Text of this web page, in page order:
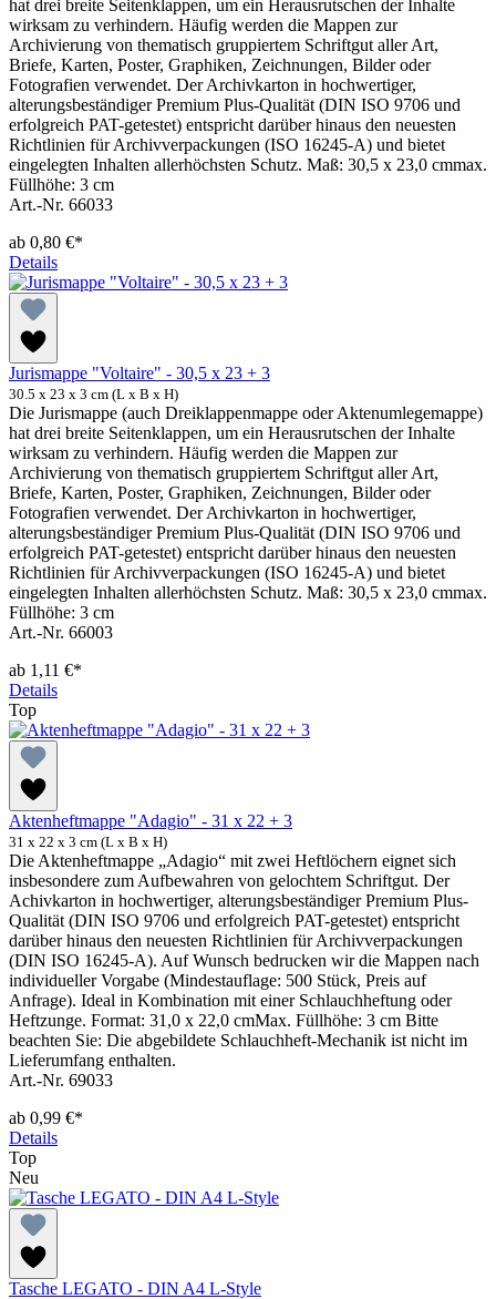
hat drei breite Seitenklappen, um ein Herausrutschen der Inhalte
wirksam zu verhindern. Häufig werden die Mappen zur
Archivierung von thematisch gruppiertem Schriftgut aller Art,
Briefe, Karten, Poster, Graphiken, Zeichnungen, Bilder oder
Fotografien verwendet. Der Archivkarton in hochwertiger,
alterungsbeständiger Premium Plus-Qualität (DIN ISO 9706 und
erfolgreich PAT-getestet) entspricht darüber hinaus den neuesten
Richtlinien für Archivverpackungen (ISO 16245-A) und bietet
eingelegten Inhalten allerhöchsten Schutz. Maß: 30,5 x 23,0 cmmax.
Füllhöhe: 3 cm
Art.-Nr. 66033
ab 0,80 €*
Details
Jurismappe "Voltaire" - 30,5 x 23 + 3
30.5 x 23 x 3 cm (L x B x H)
Die Jurismappe (auch Dreiklappenmappe oder Aktenumlegemappe)
hat drei breite Seitenklappen, um ein Herausrutschen der Inhalte
wirksam zu verhindern. Häufig werden die Mappen zur
Archivierung von thematisch gruppiertem Schriftgut aller Art,
Briefe, Karten, Poster, Graphiken, Zeichnungen, Bilder oder
Fotografien verwendet. Der Archivkarton in hochwertiger,
alterungsbeständiger Premium Plus-Qualität (DIN ISO 9706 und
erfolgreich PAT-getestet) entspricht darüber hinaus den neuesten
Richtlinien für Archivverpackungen (ISO 16245-A) und bietet
eingelegten Inhalten allerhöchsten Schutz. Maß: 30,5 x 23,0 cmmax.
Füllhöhe: 3 cm
Art.-Nr. 66003
ab 1,11 €*
Details
Top
Aktenheftmappe "Adagio" - 31 x 22 + 3
31 x 22 x 3 cm (L x B x H)
Die Aktenheftmappe „Adagio“ mit zwei Heftlöchern eignet sich
insbesondere zum Aufbewahren von gelochtem Schriftgut. Der
Achivkarton in hochwertiger, alterungsbeständiger Premium Plus-
Qualität (DIN ISO 9706 und erfolgreich PAT-getestet) entspricht
darüber hinaus den neuesten Richtlinien für Archivverpackungen
(DIN ISO 16245-A). Auf Wunsch bedrucken wir die Mappen nach
individueller Vorgabe (Mindestauflage: 500 Stück, Preis auf
Anfrage). Ideal in Kombination mit einer Schlauchheftung oder
Heftzunge. Format: 31,0 x 22,0 cmMax. Füllhöhe: 3 cm Bitte
beachten Sie: Die abgebildete Schlauchheft-Mechanik ist nicht im
Lieferumfang enthalten.
Art.-Nr. 69033
ab 0,99 €*
Details
Top
Neu
Tasche LEGATO - DIN A4 L-Style